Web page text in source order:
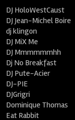
DJ HoloWestCaust
DJ Jean-Michel Boire
dj klingon
DJ MiX Me
DJ Mmmmmmhh
Dj No Breakfast
DJ Pute-Acier
DJ-PIE
DJGrigri
Dominique Thomas
Eat Rabbit